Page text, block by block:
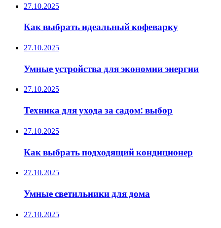
27.10.2025
Как выбрать идеальный кофеварку
27.10.2025
Умные устройства для экономии энергии
27.10.2025
Техника для ухода за садом: выбор
27.10.2025
Как выбрать подходящий кондиционер
27.10.2025
Умные светильники для дома
27.10.2025